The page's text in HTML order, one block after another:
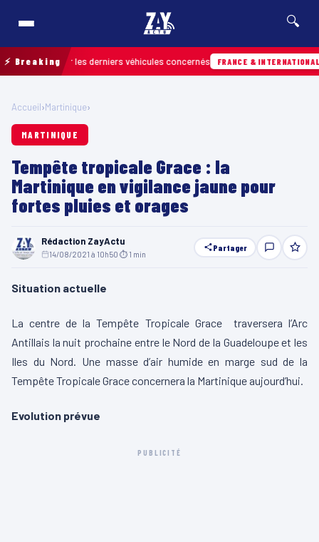
🔍
⚡ Breaking
retrouver les derniers véhicules concernés FRANCE & INTERNATIONALE
Accueil›Martinique›
MARTINIQUE
Tempête tropicale Grace : la
Martinique en vigilance jaune pour
fortes pluies et orages
Rédaction ZayActu
14/08/2021 à 10h50 ⏱ 1 min
Partager
Situation actuelle
La centre de la Tempête Tropicale Grace traversera l’Arc
Antillais la nuit prochaine entre le Nord de la Guadeloupe et les
Iles du Nord. Une masse d’air humide en marge sud de la
Tempête Tropicale Grace concernera la Martinique aujourd’hui.
Evolution prévue
PUBLICITÉ